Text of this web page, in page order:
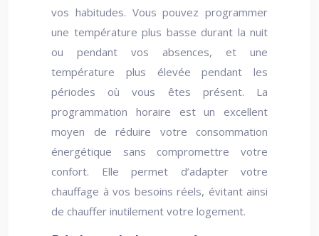
vos habitudes. Vous pouvez programmer
une température plus basse durant la nuit
ou pendant vos absences, et une
température plus élevée pendant les
périodes où vous êtes présent. La
programmation horaire est un excellent
moyen de réduire votre consommation
énergétique sans compromettre votre
confort. Elle permet d’adapter votre
chauffage à vos besoins réels, évitant ainsi
de chauffer inutilement votre logement.